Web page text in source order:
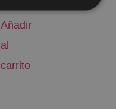
Añadir
al
carrito